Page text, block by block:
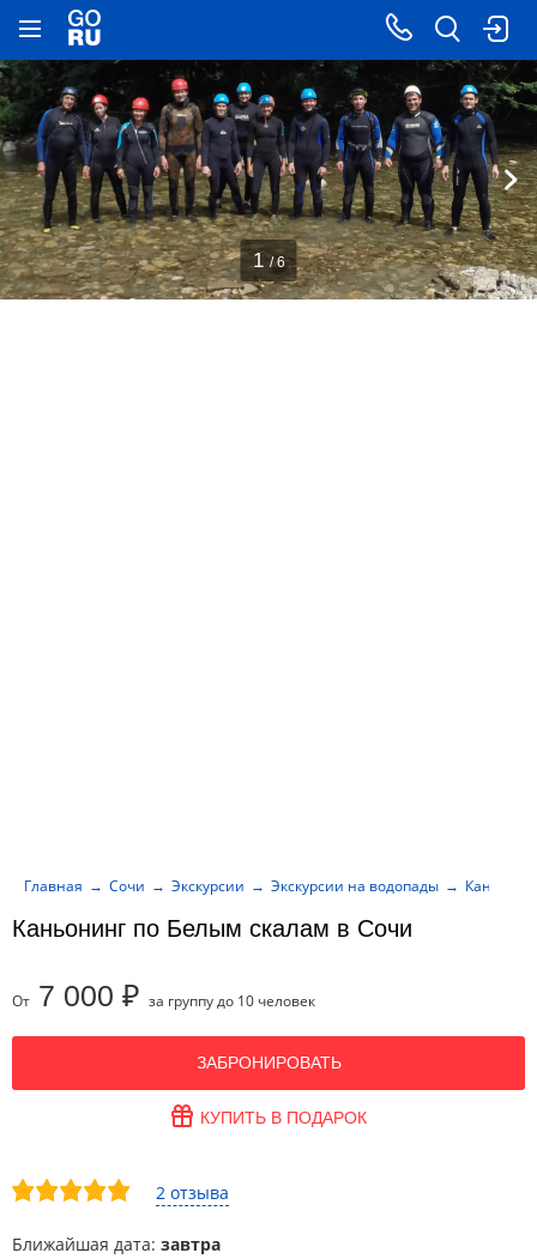
От 7 000 ₽ за группу до 10 человек
2 отзыва
Ближайшая дата: завтра
ЗАБРОНИРОВАТЬ
КУПИТЬ В ПОДАРОК
Каньонинг по Белым скалам в Сочи
Главная Сочи Экскурсии Экскурсии на водопады
1 / 6